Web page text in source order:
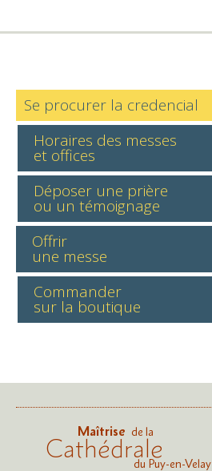
Se procurer la credencial
Horaires des messes
et offices
Déposer une prière
ou un témoignage
Offrir
une messe
Commander
sur la boutique
Maîtrise de la
Cathédraledu Puy-en-Velay